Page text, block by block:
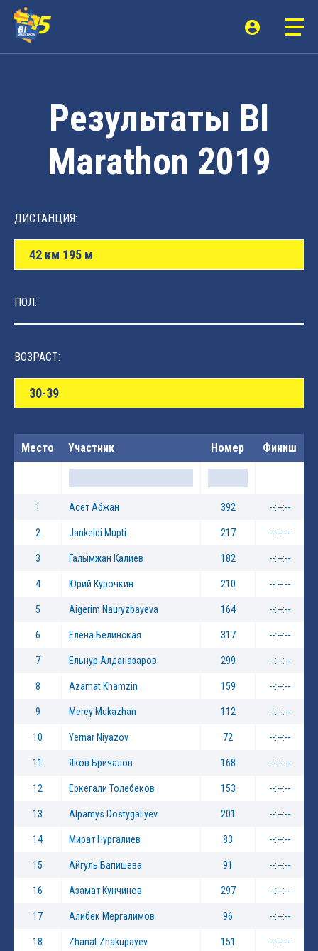
Результаты BI
Marathon 2019
ДИСТАНЦИЯ:
42 км 195 м
ПОЛ:
ВОЗРАСТ:
30-39
Место Участник Номер Финиш
1 Асет Абжан 392 --:--:--
2 Jankeldi Mupti 217 --:--:--
3 Галымжан Калиев 182 --:--:--
4 Юрий Курочкин 210 --:--:--
5 Aigerim Nauryzbayeva 164 --:--:--
6 Елена Белинская 317 --:--:--
7 Ельнур Алданазаров 299 --:--:--
8 Azamat Khamzin 159 --:--:--
9 Merey Mukazhan 112 --:--:--
10 Yernar Niyazov 72 --:--:--
11 Яков Бричалов 168 --:--:--
12 Еркегали Толебеков 153 --:--:--
13 Alpamys Dostygaliyev 201 --:--:--
14 Мират Нургалиев 83 --:--:--
15 Айгуль Бапишева 91 --:--:--
16 Азамат Кунчинов 297 --:--:--
17 Алибек Мергалимов 96 --:--:--
18 Zhanat Zhakupayev 151 --:--:--